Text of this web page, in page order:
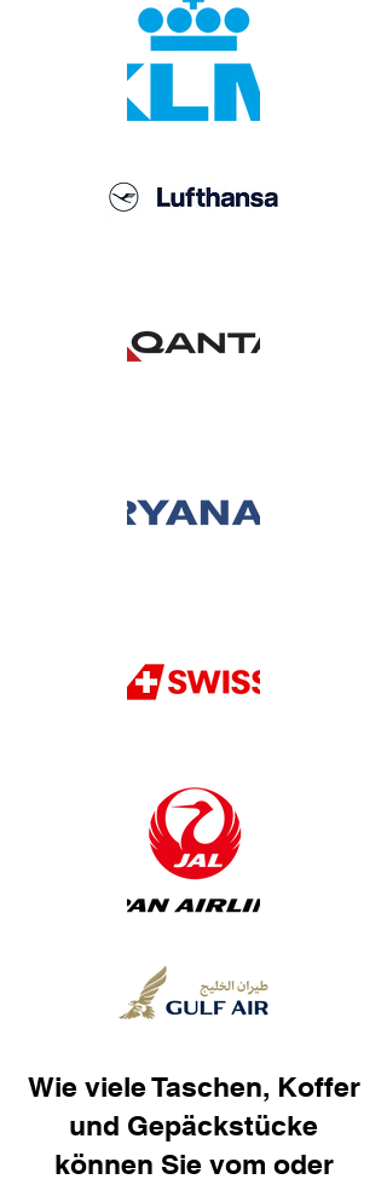
Wie viele Taschen, Koffer
und Gepäckstücke
können Sie vom oder